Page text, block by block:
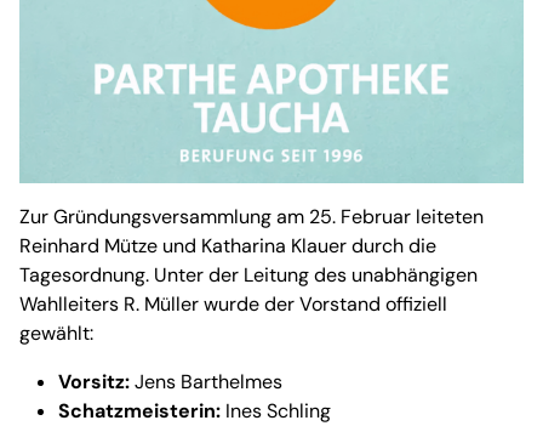
Zur Gründungsversammlung am 25. Februar leiteten
Reinhard Mütze und Katharina Klauer durch die
Tagesordnung. Unter der Leitung des unabhängigen
Wahlleiters R. Müller wurde der Vorstand offiziell
gewählt:
Vorsitz:Jens Barthelmes
Schatzmeisterin: Ines Schling